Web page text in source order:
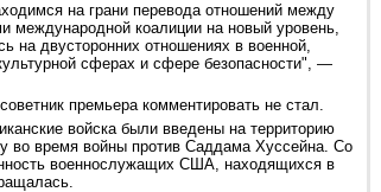
на грани перевода отношений между
международной коалиции на новый уровень,
на двусторонних отношениях в военной,
сферах и сфере безопасности", —
премьера комментировать не стал.
войска были введены на территорию
во время войны против Саддама Хуссейна. Со
военнослужащих США, находящихся в